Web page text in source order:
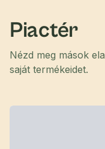
Piactér
Nézd meg mások
saját termékeidet.